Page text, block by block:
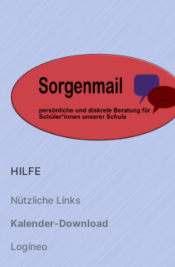
HILFE
Nützliche Links
Kalender-Download
Logineo